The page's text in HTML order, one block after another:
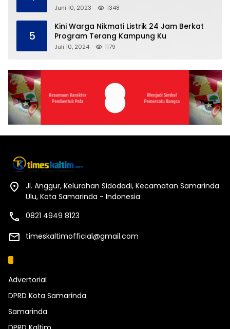
Juni 10, 2023 1348
5
Kini Warga Nikmati Listrik 24 Jam Berkat
Program Terang Kampung Ku
Juli 10, 2024 1179
Jl. Anggur, Kelurahan Sidodadi, Kecamatan Samarinda
Ulu, Kota Samarinda - Indonesia
0821 4949 8123
timeskaltimofficial@gmail.com
Advertorial
DPRD Kota Samarinda
Samarinda